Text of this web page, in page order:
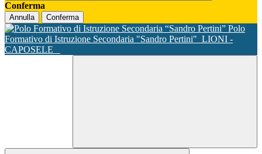
Conferma
Annulla Conferma
Polo
Formativo di Istruzione Secondaria "Sandro Pertini" LIONI -
CAPOSELE